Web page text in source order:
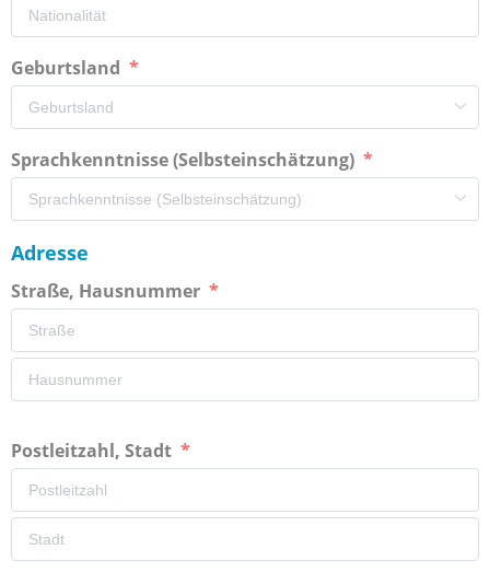
Geburtsland
Sprachkenntnisse (Selbsteinschätzung)
Adresse
Straße, Hausnummer
Postleitzahl, Stadt